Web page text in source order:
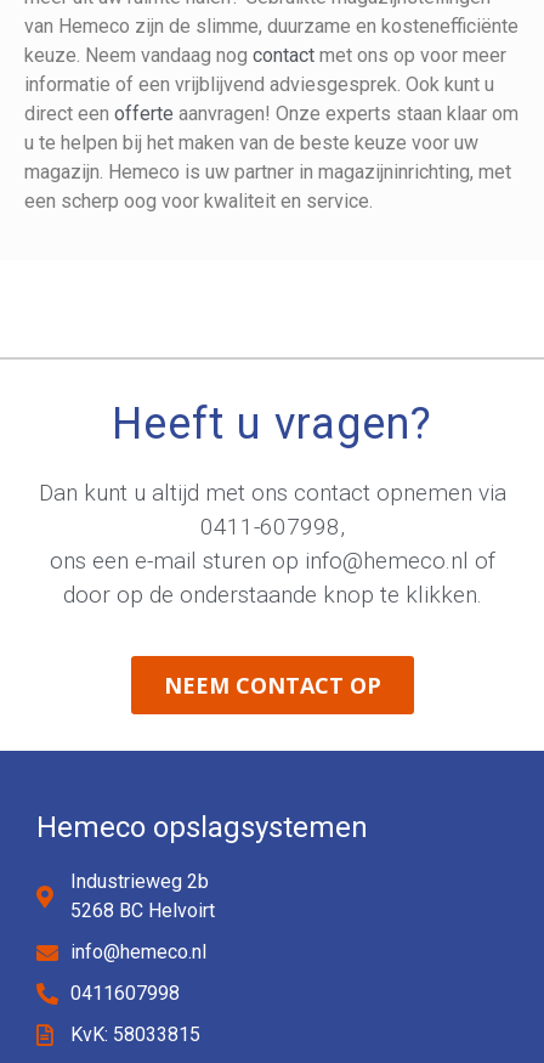
van Hemeco zijn de slimme, duurzame en kostenefficiënte
keuze. Neem vandaag nog contact met ons op voor meer
informatie of een vrijblijvend adviesgesprek. Ook kunt u
direct een offerte aanvragen! Onze experts staan klaar om
u te helpen bij het maken van de beste keuze voor uw
magazijn. Hemeco is uw partner in magazijninrichting, met
een scherp oog voor kwaliteit en service.
Heeft u vragen?
Dan kunt u altijd met ons contact opnemen via
0411-607998,
ons een e-mail sturen op info@hemeco.nl of
door op de onderstaande knop te klikken.
NEEM CONTACT OP
Hemeco opslagsystemen
Industrieweg 2b
5268 BC Helvoirt
info@hemeco.nl
0411607998
KvK: 58033815